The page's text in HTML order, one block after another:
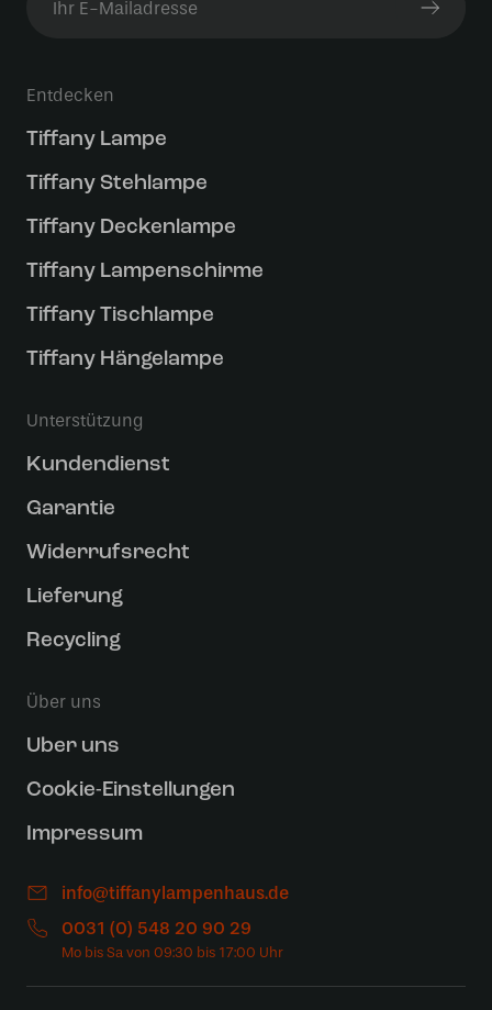
Entdecken
Tiffany Lampe
Tiffany Stehlampe
Tiffany Deckenlampe
Tiffany Lampenschirme
Tiffany Tischlampe
Tiffany Hängelampe
Unterstützung
Kundendienst
Garantie
Widerrufsrecht
Lieferung
Recycling
Über uns
Uber uns
Cookie-Einstellungen
Impressum
info@tiffanylampenhaus.de
0031 (0) 548 20 90 29